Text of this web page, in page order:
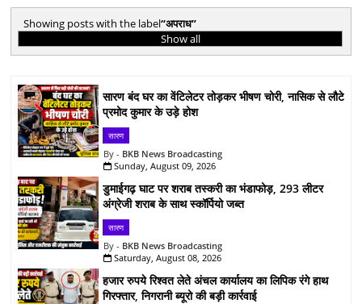
Showing posts with the label अपराध
Show all
सारण बंद घर का वेंटिलेटर तोड़कर भीषण चोरी, नासिक से लौटे
प्रमोद कुमार के उड़े होश
सारण
BKB News Broadcasting
Sunday, August 09, 2026
डुमाईगढ़ घाट पर शराब तस्करी का भंडाफोड़, 293 लीटर
अंग्रेजी शराब के साथ स्कॉर्पियो जब्त
सारण
BKB News Broadcasting
Saturday, August 08, 2026
हजार रुपये रिश्वत लेते अंचल कार्यालय का लिपिक रंगे हाथ
गिरफ्तार, निगरानी ब्यूरो की बड़ी कार्रवाई